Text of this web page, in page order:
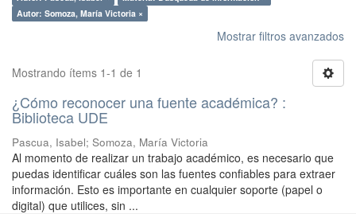
Autor: Somoza, María Victoria ×
Mostrar filtros avanzados
Mostrando ítems 1-1 de 1
¿Cómo reconocer una fuente académica? :
Biblioteca UDE
Pascua, Isabel; Somoza, María Victoria
Al momento de realizar un trabajo académico, es necesario que
puedas identificar cuáles son las fuentes confiables para extraer
información. Esto es importante en cualquier soporte (papel o
digital) que utilices, sin ...